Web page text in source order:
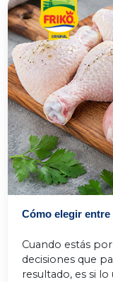
Cómo elegir
Cuando estás
decisiones que
resultado, es si